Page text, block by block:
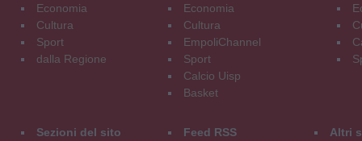
Economia
Cultura
Sport
dalla Regione
Economia
Cultura
EmpoliChannel
Sport
Calcio Uisp
Basket
Sezioni del sito
Feed RSS
Altri